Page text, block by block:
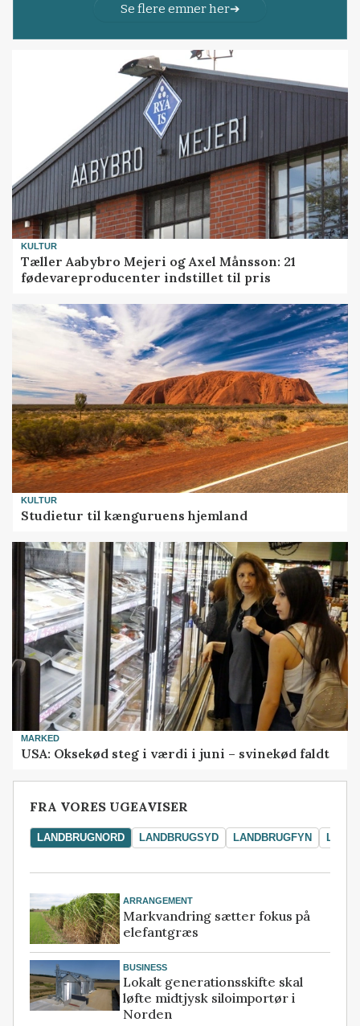
Se flere emner her
KULTUR
Tæller Aabybro Mejeri og Axel Månsson: 21
fødevareproducenter indstillet til pris
KULTUR
Studietur til kænguruens hjemland
MARKED
USA: Oksekød steg i værdi i juni – svinekød faldt
FRA VORES UGEAVISER
LANDBRUGNORD LANDBRUGSYD LANDBRUGFYN
ARRANGEMENT
Markvandring sætter fokus på
elefantgræs
BUSINESS
Lokalt generationsskifte skal
løfte midtjysk siloimportør i
Norden